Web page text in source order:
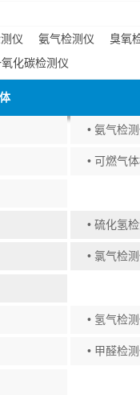
仪 氨气检测仪
臭氧
化碳检测仪
• 氨气检
• 可燃气
• 硫化氢
• 氯气检
• 氢气检
• 甲醛检